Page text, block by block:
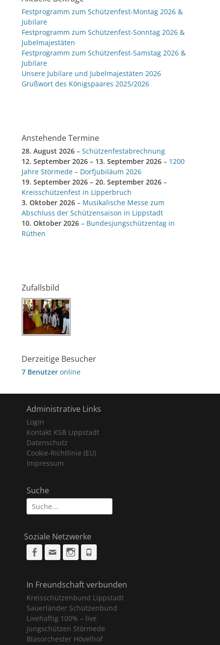
Festprogramm zum Schützenfest-Montag 2026 &
Jubilare
Festprogramm zum Schützenfest-Sonntag 2026 &
Jubelmajestäten
Festprogramm zum Schützenfest-Samstag 2026 &
Jubilare
Unsere Jubilare und Jubelmajestäten 2026
Grußwort des Königspaares 2025/2026
Anstehende Termine
28. August 2026 – Schützenfestabrechnung
12. September 2026 – 13. September 2026 – 1200
Jahre Störmede – Dorfjubiläum 2026
19. September 2026 – 20. September 2026 –
Kreisschützenfest in Lipperbruch
3. Oktober 2026 – Musikalische Messe zum
Abschluss der Schützensaison in Lippstadt
10. Oktober 2026 – Bundesjungschützentag in
Rüthen
Zufallsbild
Derzeitige Besucher
7 Benutzer online
Administrative Links
Login
Kontakt KSB Lippstadt
Datenschutz
Cookie-Richtlinie (EU)
Impressum
Suche
Suche
nach:
Soziale Netzwerke
Facebook
Email Instagram
In Freundschaft verbunden
Kreisschützenbund Lippstadt
Sauerländer Schützenbund
Livehaftig 100% – live
Jungschützen Störmede
Blasorchester Hövelhof